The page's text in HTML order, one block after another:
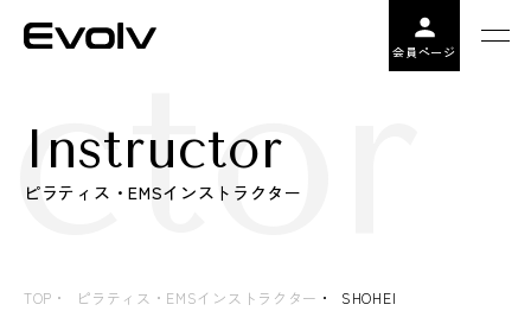
会員ページ
Instructor
ピラティス・EMSインストラクター
TOP ピラティス・EMSインストラクター SHOHEI